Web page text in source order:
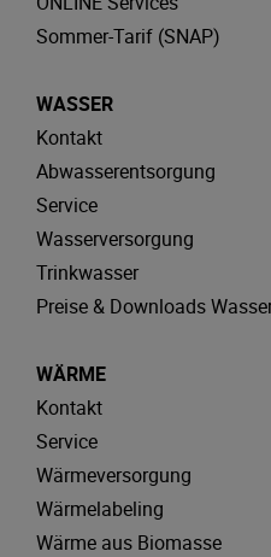
Sommer-Tarif (SNAP)
WASSER
Kontakt
Abwasserentsorgung
Service
Wasserversorgung
Trinkwasser
Preise & Downloads
WÄRME
Kontakt
Service
Wärmeversorgung
Wärmelabeling
Wärme aus Biomasse